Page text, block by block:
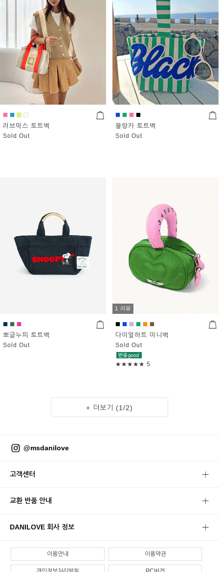
러브믹스 토트백
Sold Out
블랑카 토트백
Sold Out
뽀글누피 토트백
Sold Out
1 리뷰
다이얼하트 미니백
Sold Out
★★★★★ 5
+ 더보기 (1 /2)
@msdanilove
고객센터
교환 반품 안내
DANILOVE 회사 정보
이용안내 이용약관